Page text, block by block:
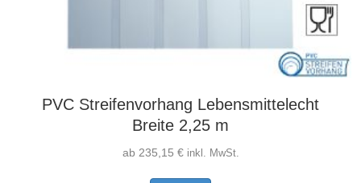
PVC Streifenvorhang Lebensmittelecht
Breite 2,25 m
ab 235,15 € inkl. MwSt.